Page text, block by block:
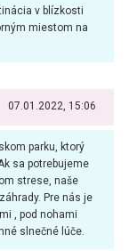
v blízkosti
miestom na
07.01.2022, 15:06
parku, ktorý
sa potrebujeme
strese, naše
Pre nás je
, pod nohami
slnečné lúče.